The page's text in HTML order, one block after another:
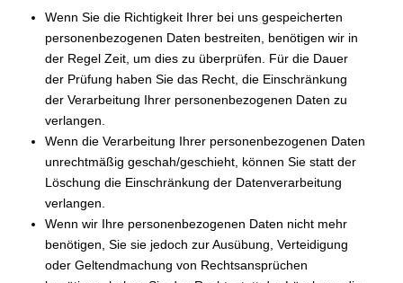
Wenn Sie die Richtigkeit Ihrer bei uns gespeicherten
personenbezogenen Daten bestreiten, benötigen wir in
der Regel Zeit, um dies zu überprüfen. Für die Dauer
der Prüfung haben Sie das Recht, die Einschränkung
der Verarbeitung Ihrer personenbezogenen Daten zu
verlangen.
Wenn die Verarbeitung Ihrer personenbezogenen Daten
unrechtmäßig geschah/geschieht, können Sie statt der
Löschung die Einschränkung der Datenverarbeitung
verlangen.
Wenn wir Ihre personenbezogenen Daten nicht mehr
benötigen, Sie sie jedoch zur Ausübung, Verteidigung
oder Geltendmachung von Rechtsansprüchen